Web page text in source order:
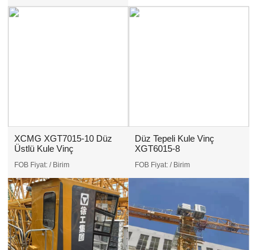
XCMG XGT7015-10 Düz
Üstlü Kule Vinç
FOB Fiyat: / Birim
Düz Tepeli Kule Vinç
XGT6015-8
FOB Fiyat: / Birim